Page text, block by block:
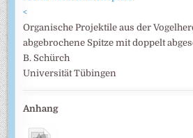
<
Organische Projektile aus der
abgebrochene Spitze mit doppelt
B. Schürch
Universität Tübingen
Anhang